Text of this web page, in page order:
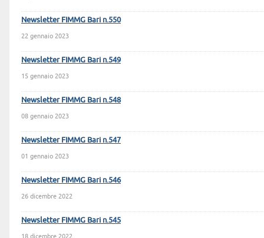
Newsletter FIMMG Bari n.550
22 gennaio 2023
Newsletter FIMMG Bari n.549
15 gennaio 2023
Newsletter FIMMG Bari n.548
08 gennaio 2023
Newsletter FIMMG Bari n.547
01 gennaio 2023
Newsletter FIMMG Bari n.546
26 dicembre 2022
Newsletter FIMMG Bari n.545
18 dicembre 2022